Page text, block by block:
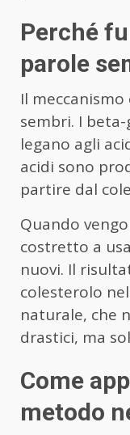
Perché
parole
Il
sembri. I beta-
legano agli
acidi sono
partire dal
Quando
costretto a
nuovi. Il
colesterolo
naturale, che
drastici, ma
Come
metodo